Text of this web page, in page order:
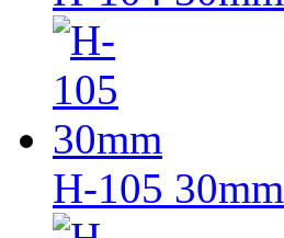
H-105 30mm